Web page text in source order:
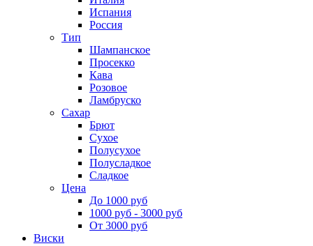
Испания
Россия
Тип
Шампанское
Просекко
Кава
Розовое
Ламбруско
Сахар
Брют
Сухое
Полусухое
Полусладкое
Сладкое
Цена
До 1000 руб
1000 руб - 3000 руб
От 3000 руб
Виски